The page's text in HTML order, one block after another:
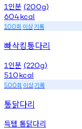
1 인분 (200g)
604kcal
100회 이상기록
빠삭킹통다리
1 인분 (220g)
510kcal
500회 이상기록
통닭다리
득템 통닭다리